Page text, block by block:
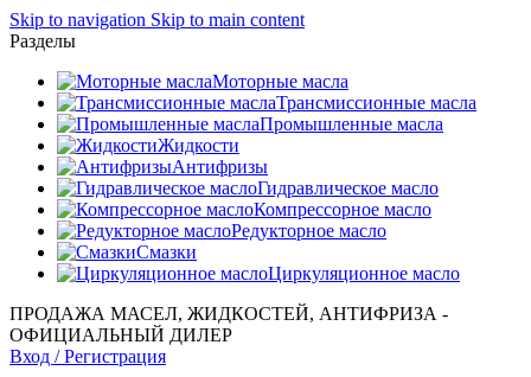
Skip to navigation Skip to main content
Разделы
Моторные масла
Трансмиссионные масла
Промышленные масла
Жидкости
Антифризы
Гидравлическое масло
Компрессорное масло
Редукторное масло
Смазки
Циркуляционное масло
ПРОДАЖА МАСЕЛ, ЖИДКОСТЕЙ, АНТИФРИЗА -
ОФИЦИАЛЬНЫЙ ДИЛЕР
Вход / Регистрация